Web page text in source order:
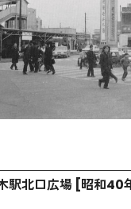
駅北口広場 [昭和40